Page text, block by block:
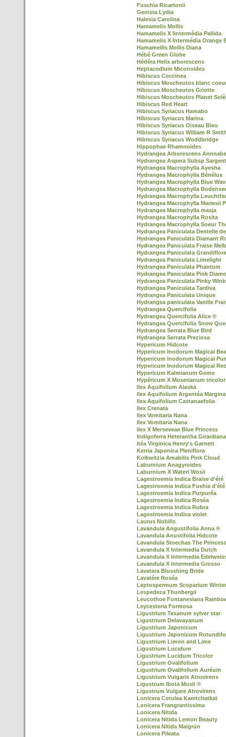
Fuschia Ricartonii
Genista Lydia
Halesia Carolina
Hamamelis Mollis
Hamamelis X Iintermédia Pallida
Hamamelis X Intermédia Orange
Hamamellis Mollis Diana
Hébé Green Globe
Hédéra Helix arborescens
Heptacodium Miconoides
Hibiscus Coccinea
Hibiscus Moscheutos blanc
Hibiscus Moscheutos Griotte
Hibiscus Moscheutos Planet
Hibiscus Red Heart
Hibiscus Syriacus Hamabo
Hibiscus Syriacus Marina
Hibiscus Syriacus Oiseau Bleu
Hibiscus Syriacus William R
Hibiscus Syriacus Woddbridge
Hippophae Rhamnoïdes
Hydrangea Arborescens
Hydrangea Aspera Subsp
Hydrangea Macrophylla Ayesha
Hydrangea Macrophylla Bénélux
Hydrangea Macrophylla Blue
Hydrangea Macrophylla
Hydrangea Macrophylla
Hydrangea Macrophylla Mariesii
Hydrangea Macrophylla masja
Hydrangea Macrophylla Rosita
Hydrangea Macrophylla Soeur
Hydrangea Paniculata Dentelle
Hydrangea Paniculata Diamant
Hydrangea Paniculata Fraise
Hydrangea Paniculata Grandiflora
Hydrangea Paniculata Limelight
Hydrangea Paniculata Phantom
Hydrangea Paniculata Pink
Hydrangea Paniculata Pinky
Hydrangea Paniculata Tardiva
Hydrangea Paniculata Unique
Hydrangea paniculata Vanille
Hydrangea Quercifolia
Hydrangea Quercifolia Alice ®
Hydrangea Quercifolia Snow
Hydrangea Serrata Blue Bird
Hydrangea Serrata Preziosa
Hypericum Hidcote
Hypericum Inodorum Magical
Hypericum Inodorum Magical
Hypericum Inodorum Magical
Hypericum Kalmianum Gemo
Hypéricum X Moserianum tricolor
Ilex Aquifolium Alaska
Ilex Aquifolium Argentéa
Ilex Aquifolium Castanaefolia
Ilex Crenata
Ilex Vomitaria Nana
Ilex Vomitaria Nana
Ilex X Merseveae Blue Princess
Indigoferra Heterantha Girardiana
Itéa Virginica Henry's Garnett
Kerria Japonica Pleniflora
Kolkwitzia Amabilis Pink Cloud
Laburnium Anagyroides
Laburnium X Wateri Wosii
Lagestroemia Indica Braise d'été
Lagestroemia Indica Fushia d'été
Lagestroemia Indica Purpuréa
Lagestroemia Indica Roséa
Lagestroemia Indica Rubra
Lagestroemia Indica violet
Laurus Nobilis
Lavandula Angustifolia Anna ®
Lavandula Anustifolia Hidcote
Lavandula Stoechas The
Lavandula X Intermedia Dutch
Lavandula X Intermedia
Lavandula X Intermedia Grosso
Lavatera Blusshing Bride
Lavatére Roséa
Leptospermum Scoparium
Lespedeza Thunbergii
Leucothoe Fontanesiana
Leycesteria Formosa
Ligustrium Texanum sylver star
Ligustrium Delavayanum
Ligustrium Japonicum
Ligustrium Japonicum
Ligustrium Limon and Lime
Ligustrium Lucidum
Ligustrium Lucidum Tricolor
Ligustrium Ovalifolium
Ligustrium Ovalifolium Auréum
Ligustrium Vulgaris Atrovirens
Ligustrum Ibota Musli ®
Ligustrum Vulgare Atrovirens
Lonicera Corulea Kamtchatkat
Lonicera Frangrantissima
Lonicera Nitida
Lonicera Nitida Lemon Beauty
Lonicera Nitida Maigrün
Lonicera Pileata